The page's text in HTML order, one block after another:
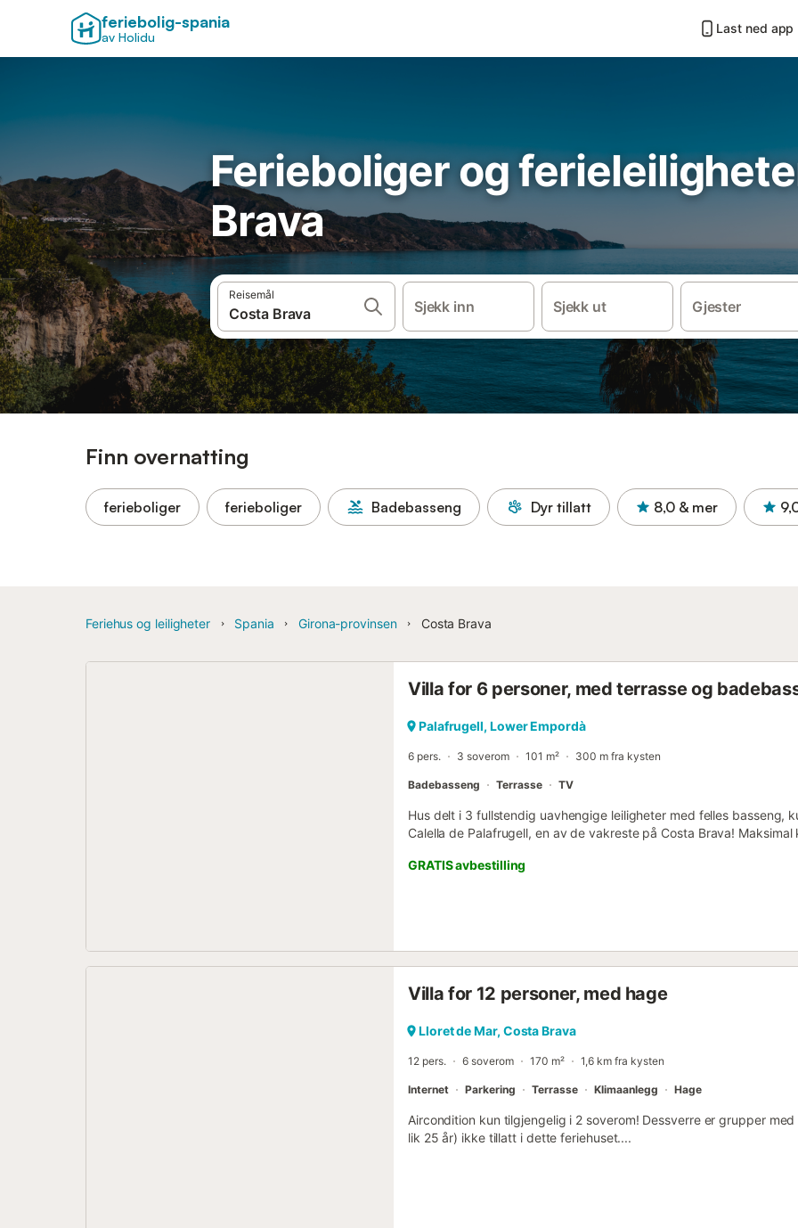
feriebolig-spania
av Holidu
Last ned app
Ferieboliger og
Brava
Reisemål
Sjekk inn Sjekk ut Gjester
Finn overnatting
ferieboliger ferieboliger Badebasseng Dyr tillatt 8,0 & mer
Feriehus og leiligheter Spania Girona-provinsen Costa Brava
Villa for 6 personer, med terrasse og
Palafrugell, Lower Empordà
6 pers. 3 soverom 101 m² 300 m fra kysten
Badebasseng Terrasse TV
Hus delt i 3 fullstendig uavhengige leiligheter med felles basseng,
Calella de Palafrugell, en av de vakreste på Costa Brava!
hvor du kan nyte frokost og måltider i solen med utsikt over
direkte utgang til terrassen. Kjøkken med alt av kjøkkenutstyr
soverom med dobbeltseng (135x190 cm), 1 soverom med 2
køyeseng (80x180 cm) og 1 renovert bad med dusj. Ligger i et
inkludert. Kostnad 8 euro/person/sengetøy og 8 euro/person/
euro/dag/barnestol. Innsjekking og utsjekking Innsjekking og
betale...
GRATIS avbestilling
Villa for 12 personer, med hage
Lloret de Mar, Costa Brava
12 pers. 6 soverom 170 m² 1,6 km fra kysten
Internet Parkering Terrasse Klimaanlegg Hage
Aircondition kun tilgjengelig i 2 soverom! Dessverre er grupper
lik 25 år) ikke tillatt i dette feriehuset....